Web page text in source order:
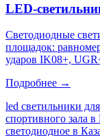
LED-
Светодиодные
площадок:
ударов IK08+,
Подробнее →
led светильники
спортивного зала
светодиодное в